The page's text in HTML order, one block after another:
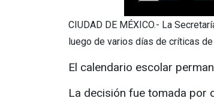
CIUDAD DE MÉXICO.- La
luego de varios días de críticas
El calendario escolar
La decisión fue tomada por